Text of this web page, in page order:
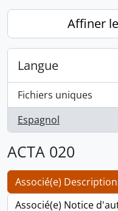
Affiner
Langue
Fichiers uniques
, 1 résultats
Espagnol
, 1 résultats
ACTA 020
Associé(e)
Associé(e) Notice